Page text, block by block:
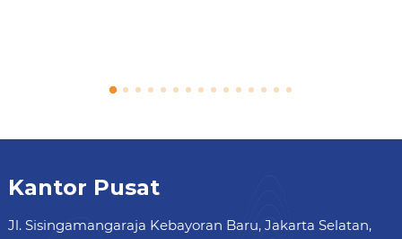
Kantor Pusat
Jl. Sisingamangaraja Kebayoran Baru, Jakarta Selatan,